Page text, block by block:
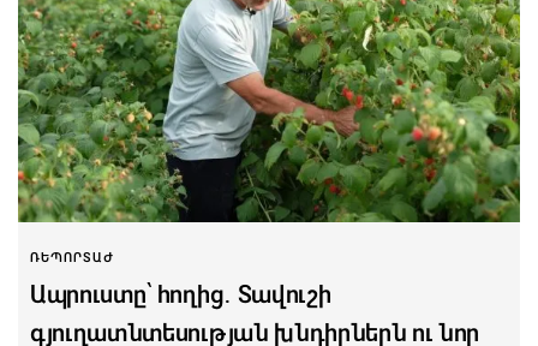
ՌԵՊՈՐՏԱԺ
Ապրուստը՝ հողից․ Տավուշի
գյուղատնտեսության խնդիրներն ու նոր